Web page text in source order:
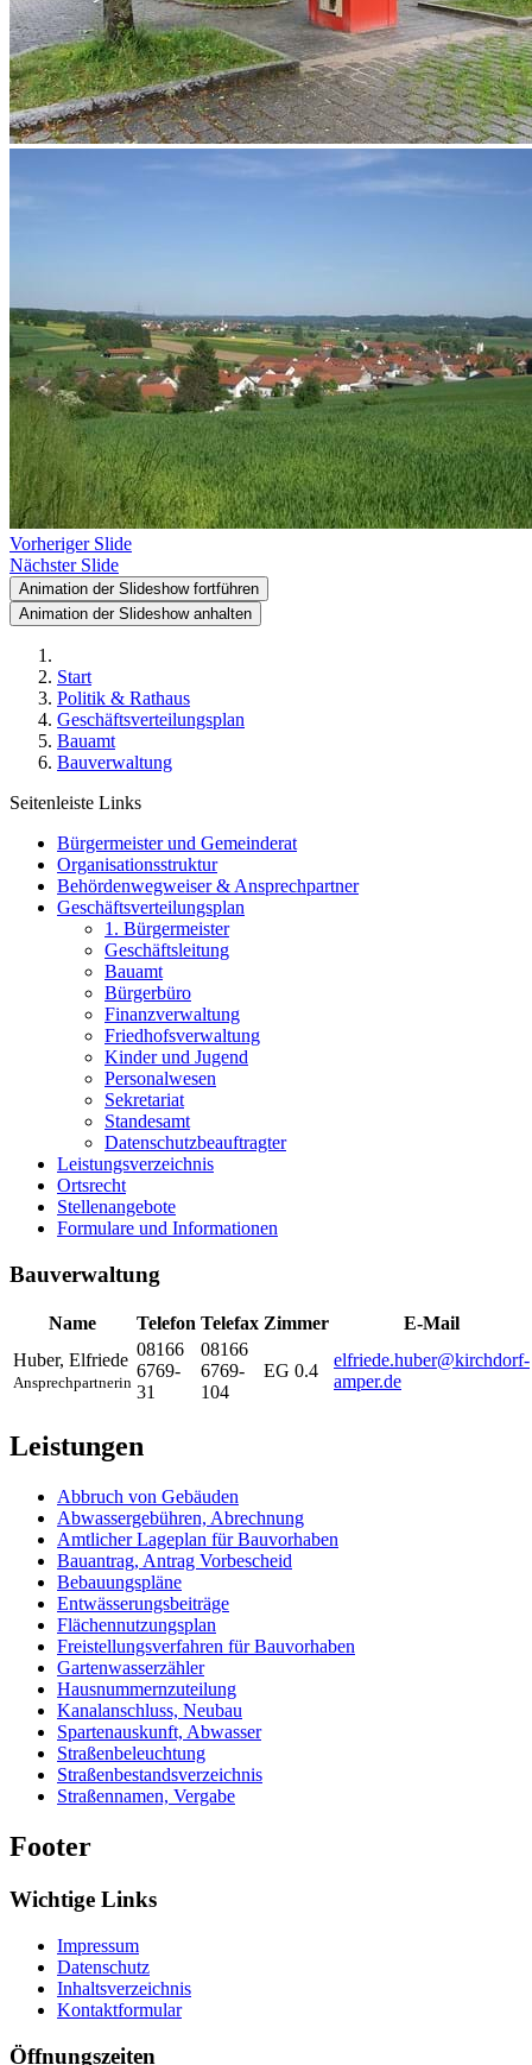
Vorheriger Slide
Nächster Slide
Animation der Slideshow fortführen
Animation der Slideshow anhalten
Start
Politik & Rathaus
Geschäftsverteilungsplan
Bauamt
Bauverwaltung
Seitenleiste Links
Bürgermeister und Gemeinderat
Organisationsstruktur
Behördenwegweiser & Ansprechpartner
Geschäftsverteilungsplan
1. Bürgermeister
Geschäftsleitung
Bauamt
Bürgerbüro
Finanzverwaltung
Friedhofsverwaltung
Kinder und Jugend
Personalwesen
Sekretariat
Standesamt
Datenschutzbeauftragter
Leistungsverzeichnis
Ortsrecht
Stellenangebote
Formulare und Informationen
Bauverwaltung
Name Telefon Telefax Zimmer
E-Mail
Huber, Elfriede
Ansprechpartnerin
08166
6769-
31
08166
6769-
104
EG 0.4
elfriede.huber@kirchdorf-
amper.de
Leistungen
Abbruch von Gebäuden
Abwassergebühren, Abrechnung
Amtlicher Lageplan für Bauvorhaben
Bauantrag, Antrag Vorbescheid
Bebauungspläne
Entwässerungsbeiträge
Flächennutzungsplan
Freistellungsverfahren für Bauvorhaben
Gartenwasserzähler
Hausnummernzuteilung
Kanalanschluss, Neubau
Spartenauskunft, Abwasser
Straßenbeleuchtung
Straßenbestandsverzeichnis
Straßennamen, Vergabe
Footer
Wichtige Links
Impressum
Datenschutz
Inhaltsverzeichnis
Kontaktformular
Öffnungszeiten